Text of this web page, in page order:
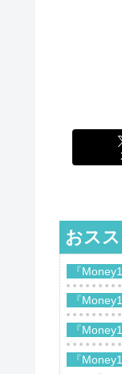
おス
『Money1
『Money1
『Money1
『Money1